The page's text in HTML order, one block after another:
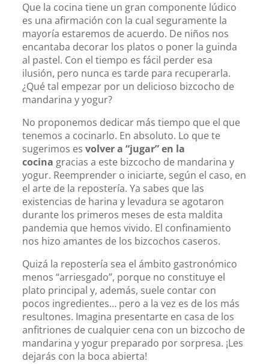
Que la cocina tiene un gran componente lúdico
es una afirmación con la cual seguramente la
mayoría estaremos de acuerdo. De niños nos
encantaba decorar los platos o poner la guinda
al pastel. Con el tiempo es fácil perder esa
ilusión, pero nunca es tarde para recuperarla.
¿Qué tal empezar por un delicioso bizcocho de
mandarina y yogur?
No proponemos dedicar más tiempo que el que
tenemos a cocinarlo. En absoluto. Lo que te
sugerimos esvolver a “jugar” en la
cocina gracias a este bizcocho de mandarina y
yogur. Reemprender o iniciarte, según el caso, en
el arte de la repostería. Ya sabes que las
existencias de harina y levadura se agotaron
durante los primeros meses de esta maldita
pandemia que hemos vivido. El confinamiento
nos hizo amantes de los bizcochos caseros.
Quizá la repostería sea el ámbito gastronómico
menos “arriesgado”, porque no constituye el
plato principal y, además, suele contar con
pocos ingredientes… pero a la vez es de los más
resultones. Imagina presentarte en casa de los
anfitriones de cualquier cena con un bizcocho de
mandarina y yogur preparado por sorpresa. ¡Les
dejarás con la boca abierta!